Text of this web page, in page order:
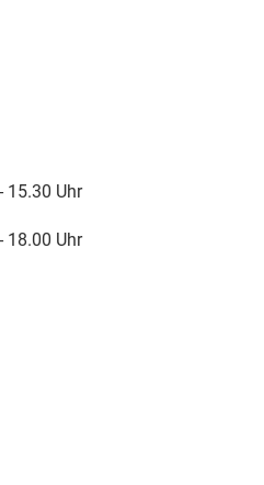
15.30 Uhr
18.00 Uhr